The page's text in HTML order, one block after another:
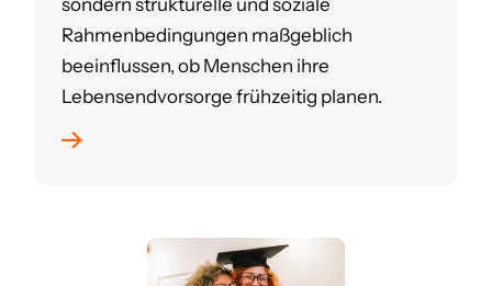
sondern strukturelle und soziale
Rahmenbedingungen maßgeblich
beeinflussen, ob Menschen ihre
Lebensendvorsorge frühzeitig planen.